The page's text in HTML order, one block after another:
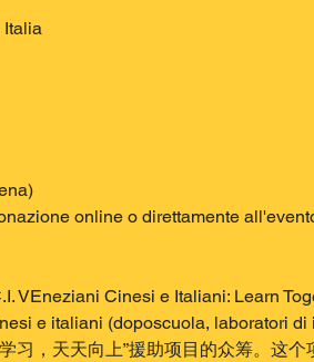
Italia
online o direttamente
VEneziani Cinesi e Italiani: Learn
e italiani (doposcuola, laboratori di
习，天天向上”援助项目的众筹。这个